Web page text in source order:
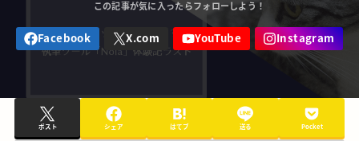
ポスト シェア はてブ 送る Pocket